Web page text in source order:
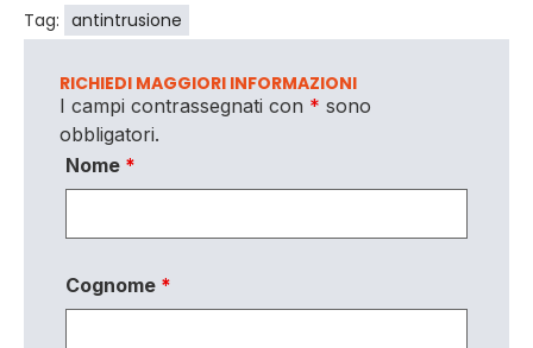
Tag: antintrusione
RICHIEDI MAGGIORI INFORMAZIONI
I campi contrassegnati con * sono
obbligatori.
Nome *
Cognome *